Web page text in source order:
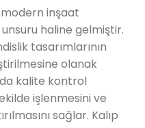
inşaat
haline gelmiştir.
tasarımlarının
olanak
kalite kontrol
işlenmesini ve
sağlar. Kalıp